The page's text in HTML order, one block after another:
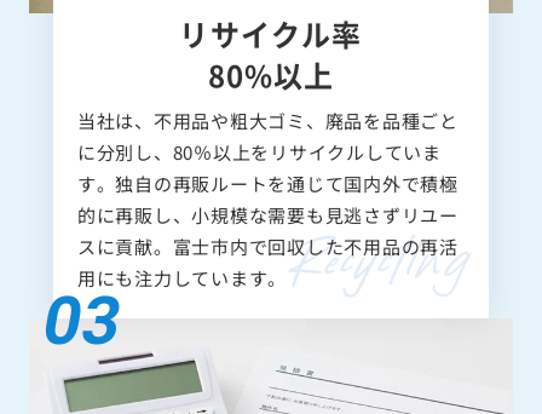
リサイクル率
80%以上
当社は、不用品や粗大ゴミ、廃品を品種ごと
に分別し、80％以上をリサイクルしていま
す。独自の再販ルートを通じて国内外で積極
的に再販し、小規模な需要も見逃さずリユー
スに貢献。富士市内で回収した不用品の再活
用にも注力しています。